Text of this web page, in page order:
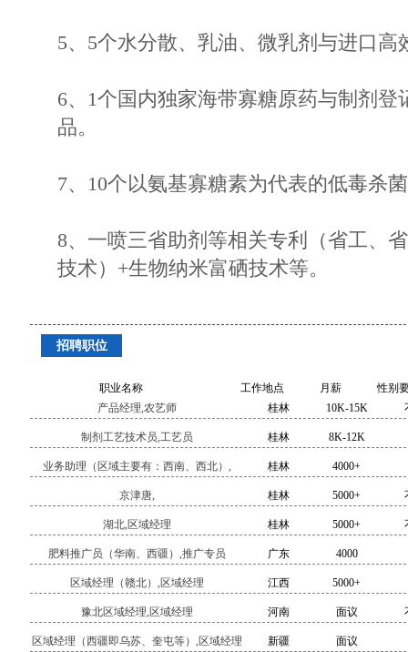
5、5个水分散、乳油、微乳剂与进口
6、1个国内独家海带寡糖原药与制剂
品。
7、10个以氨基寡糖素为代表的低毒杀
8、一喷三省助剂等相关专利（省工、
技术）+生物纳米富硒技术等。
招聘职位
职业名称 工作地点 月薪
性别
产品经理,农艺师
桂林 10K-15K
制剂工艺技术员,工艺员 桂林 8K-12K
业务助理（区域主要有：西南、西北）, 桂林 4000+
京津唐, 桂林 5000+
湖北,区域经理 桂林 5000+
肥料推广员（华南、西疆）,推广专员 广东 4000
区域经理（赣北）,区域经理 江西 5000+
豫北区域经理,区域经理 河南 面议
区域经理（西疆即乌苏、奎屯等）,区域经理 新疆 面议